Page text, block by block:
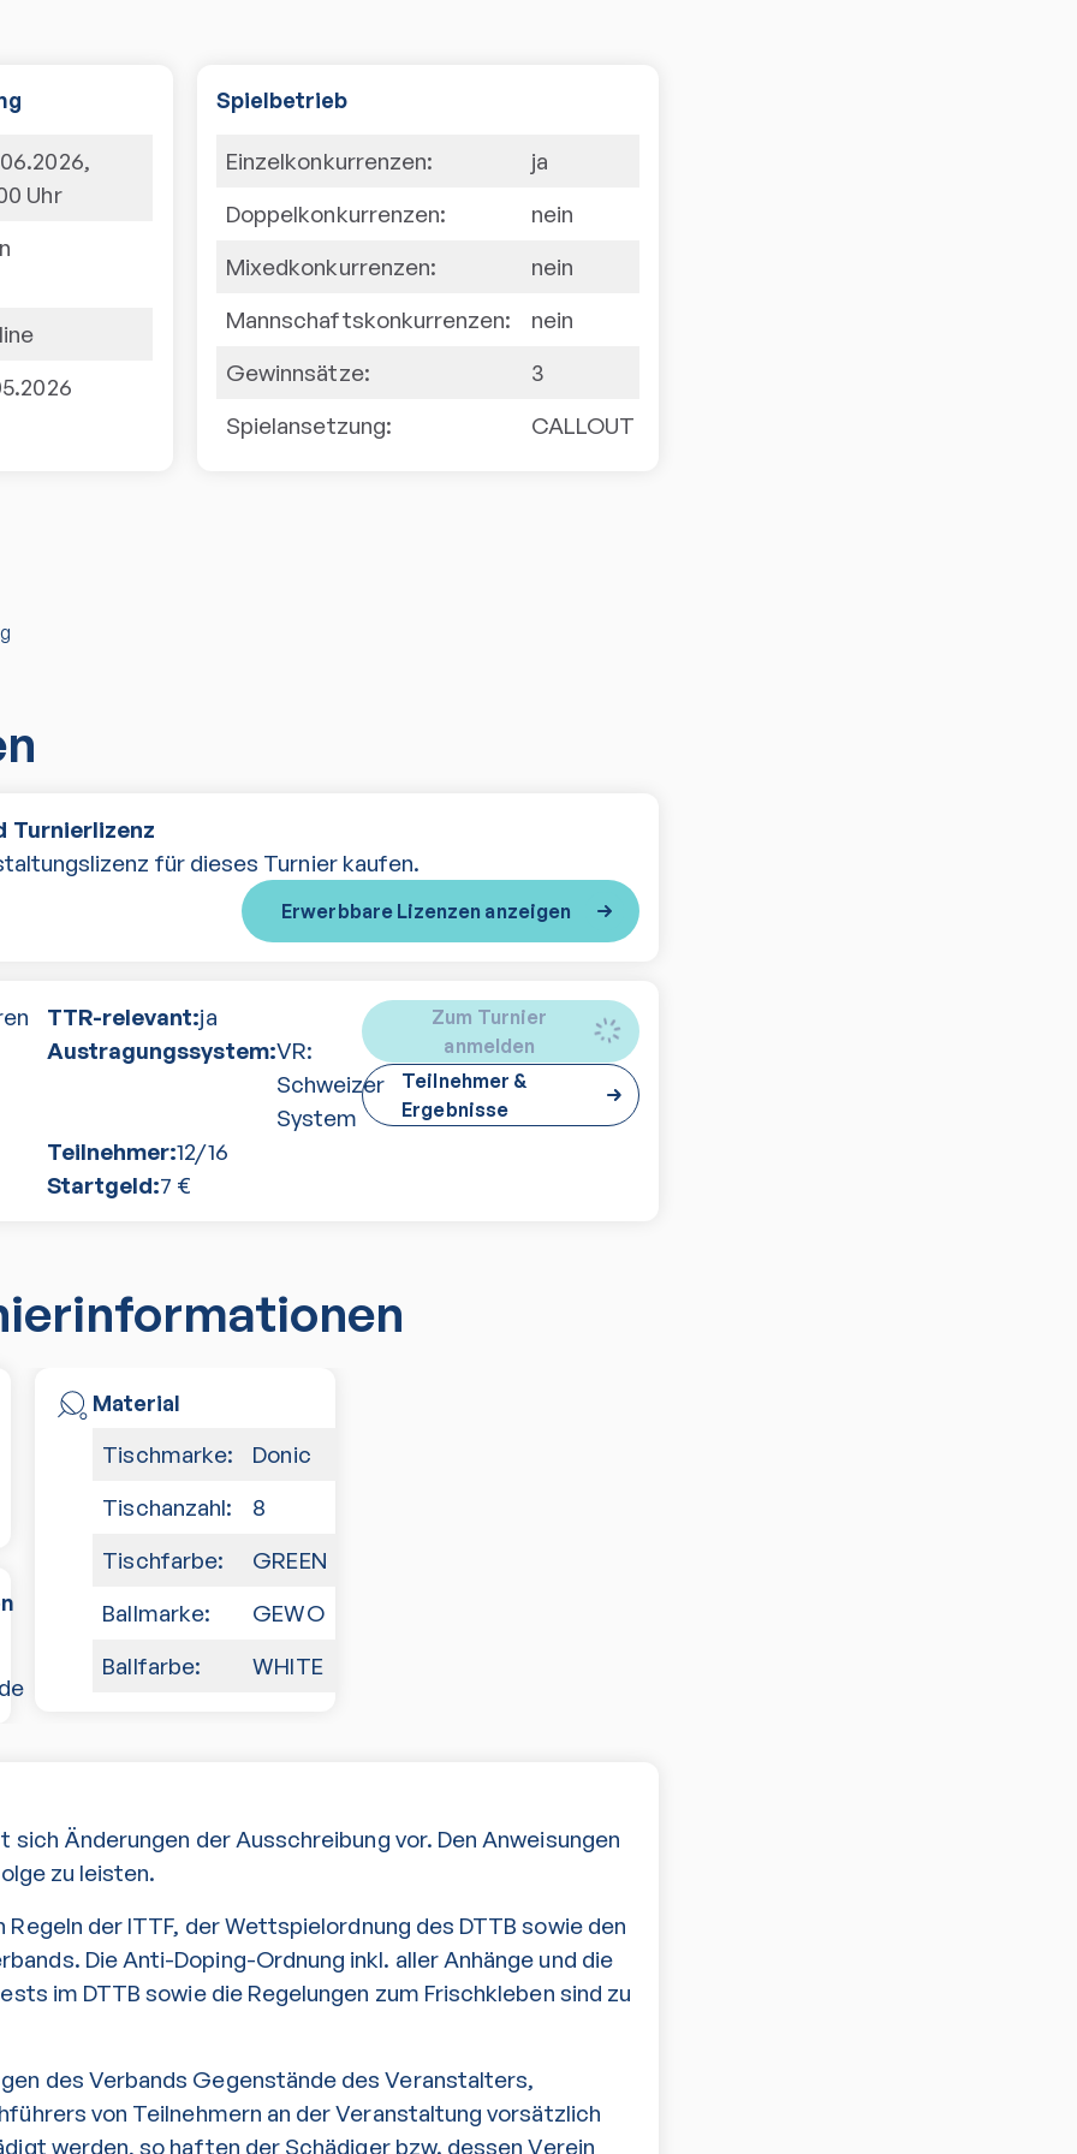
,
Uhr
Spielbetrieb
Einzelkonkurrenzen:
ja
Doppelkonkurrenzen:
nein
Mixedkonkurrenzen:
nein
Mannschaftskonkurrenzen:
nein
Gewinnsätze:
3
Spielansetzung:
CALLOUT
Turnierlizenz
für dieses Turnier kaufen.
Erwerbbare Lizenzen anzeigen
TTR-relevant:ja
Austragungssystem:VR:
Schweizer
System
Teilnehmer:12/16
Startgeld:7 €
Zum Turnier
anmelden
Teilnehmer &
Ergebnisse
Material
Tischmarke:
Donic
Tischanzahl:
8
Tischfarbe:
GREEN
Ballmarke:
GEWO
Ballfarbe:
WHITE
sich Änderungen der Ausschreibung vor. Den Anweisungen
zu leisten.
der ITTF, der Wettspielordnung des DTTB sowie den
Die Anti-Doping-Ordnung inkl. aller Anhänge und die
im DTTB sowie die Regelungen zum Frischkleben sind zu
des Verbands Gegenstände des Veranstalters,
von Teilnehmern an der Veranstaltung vorsätzlich
werden, so haften der Schädiger bzw. dessen Verein